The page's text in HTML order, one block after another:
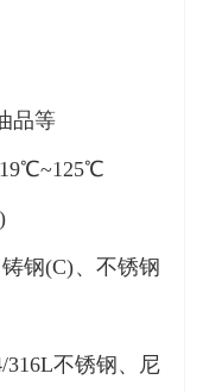
品等
钢(C)、不锈钢
不锈钢、尼